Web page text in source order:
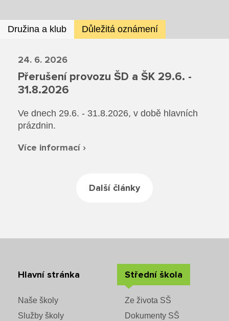
Ze života SŠ
Kontakty SŠ
Družina a klub Důležitá oznámení
24. 6. 2026
Přerušení provozu ŠD a ŠK 29.6. -
31.8.2026
Ve dnech 29.6. - 31.8.2026, v době hlavních
prázdnin.
Více informací ›
Další články
Hlavní stránka
Naše školy
Služby školy
Střední škola
Ze života SŠ
Dokumenty SŠ